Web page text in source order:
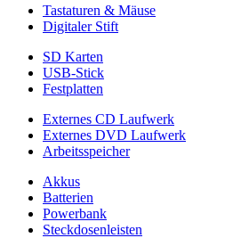
Tastaturen & Mäuse
Digitaler Stift
SD Karten
USB-Stick
Festplatten
Externes CD Laufwerk
Externes DVD Laufwerk
Arbeitsspeicher
Akkus
Batterien
Powerbank
Steckdosenleisten